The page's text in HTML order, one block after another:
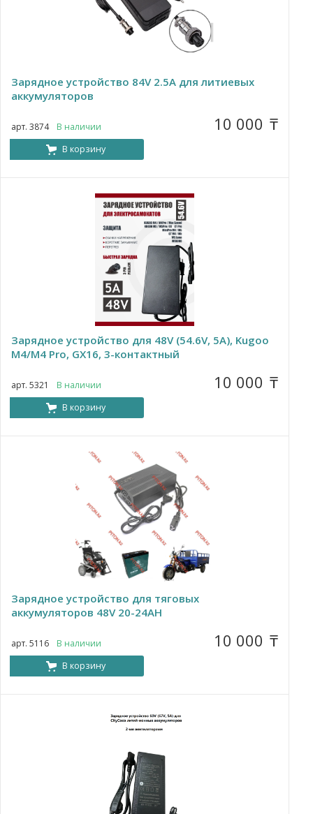
Зарядное устройство 84V 2.5A для литиевых
аккумуляторов
арт. 3874 В наличии 10 000 ₸
В корзину
Зарядное устройство для 48V (54.6V, 5A), Kugoo
M4/M4 Pro, GX16, 3-контактный
арт. 5321 В наличии 10 000 ₸
В корзину
Зарядное устройство для тяговых
аккумуляторов 48V 20-24AH
арт. 5116 В наличии 10 000 ₸
В корзину